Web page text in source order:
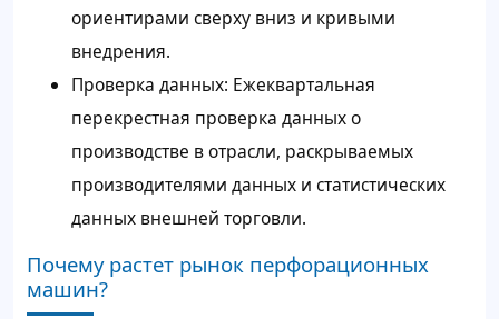
ориентирами сверху вниз и кривыми
внедрения.
Проверка данных: Ежеквартальная
перекрестная проверка данных о
производстве в отрасли, раскрываемых
производителями данных и статистических
данных внешней торговли.
Почему растет рынок перфорационных
машин?